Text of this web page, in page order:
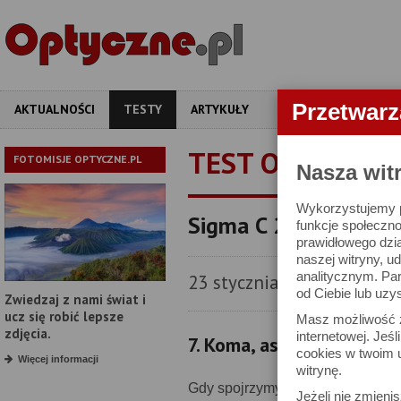
Nasza
Wykorzystujemy
funkcje
prawidłowego
naszej witryny,
analitycznym.
od Ciebie lub
Masz możliwość
internetowej.
cookies w twoim
witrynę.
Jeżeli nie
AKTUALNOŚCI TESTY ARTYKUŁY APARATY
FOTOMISJE OPTYCZNE.PL
Zwiedzaj z nami świat i
ucz się robić lepsze
zdjęcia.
Więcej informacji
TEST
Sigma C 20-200
23 stycznia 2026
7. Koma, astygmatyzm i
Gdy spojrzymy na poniższe